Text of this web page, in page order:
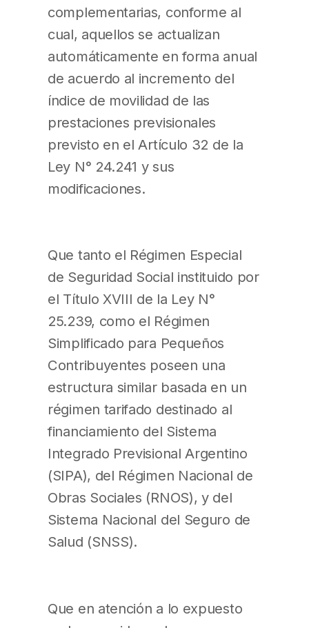
complementarias, conforme al
cual, aquellos se actualizan
automáticamente en forma anual
de acuerdo al incremento del
índice de movilidad de las
prestaciones previsionales
previsto en el Artículo 32 de la
Ley N° 24.241 y sus
modificaciones.
Que tanto el Régimen Especial
de Seguridad Social instituido por
el Título XVIII de la Ley N°
25.239, como el Régimen
Simplificado para Pequeños
Contribuyentes poseen una
estructura similar basada en un
régimen tarifado destinado al
financiamiento del Sistema
Integrado Previsional Argentino
(SIPA), del Régimen Nacional de
Obras Sociales (RNOS), y del
Sistema Nacional del Seguro de
Salud (SNSS).
Que en atención a lo expuesto